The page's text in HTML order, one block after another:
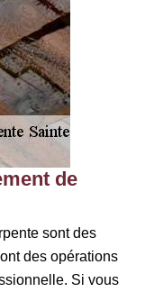
de
sont des
des opérations
Si vous